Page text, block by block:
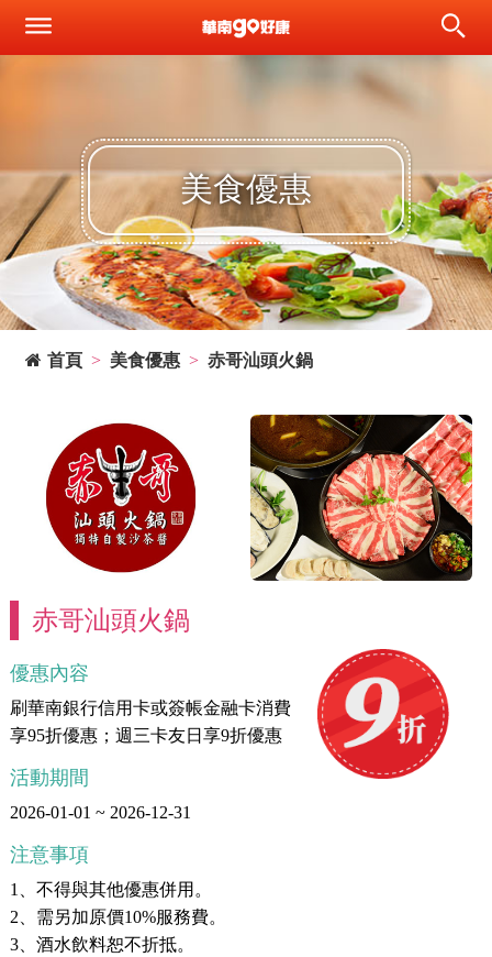
美食優惠
首頁 美食優惠 赤哥汕頭火鍋
赤哥汕頭火鍋
優惠內容
刷華南銀行信用卡或簽帳金融卡消費
享95折優惠；週三卡友日享9折優惠
活動期間
2026-01-01 ~ 2026-12-31
注意事項
1、不得與其他優惠併用。
2、需另加原價10%服務費。
3、酒水飲料恕不折抵。